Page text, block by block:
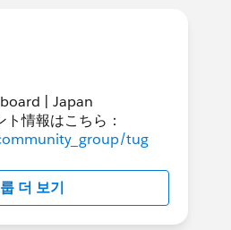
| Japan
情報はこちら：
tug
더 보기